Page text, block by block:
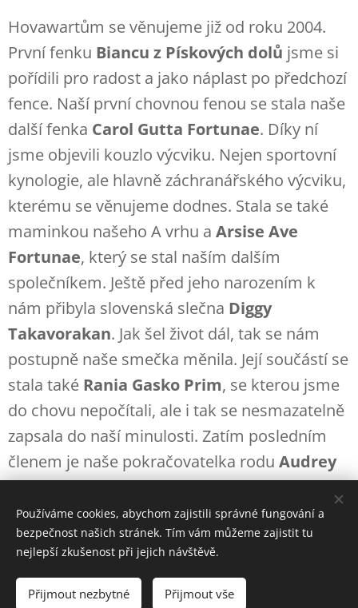
Hovawartům se věnujeme již od roku 2004.
První fenku Biancu z Pískových dolů jsme si
pořídili pro radost a jako náplast po předchozí
fence. Naší první chovnou fenou se stala naše
další fenka Carol Gutta Fortunae. Díky ní
jsme objevili kouzlo výcviku. Nejen sportovní
kynologie, ale hlavně záchranářského výcviku,
kterému se věnujeme dodnes. Stala se také
maminkou našeho A vrhu a Arsise Ave
Fortunae, který se stal naším dalším
společníkem. Ještě před jeho narozením k
nám přibyla slovenská slečna Diggy
Takavorakan. Jak šel život dál, tak se nám
postupně naše smečka měnila. Její součástí se
stala také Rania Gasko Prim, se kterou jsme
do chovu nepočítali, ale i tak se nesmazatelně
zapsala do naší minulosti. Zatím posledním
členem je naše pokračovatelka rodu Audrey
Estrella Alma, která je vnučkou našeho
Arsise.
Vytvořeno službou Webnode
Používáme cookies, abychom zajistili správné fungování a
bezpečnost našich stránek. Tím vám můžeme zajistit tu
nejlepší zkušenost při jejich návštěvě.
Přijmout nezbytné Přijmout vše